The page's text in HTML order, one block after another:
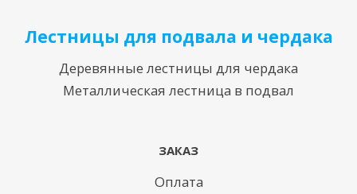
Лестницы для подвала и чердака
Деревянные лестницы для чердака
Металлическая лестница в подвал
ЗАКАЗ
Оплата